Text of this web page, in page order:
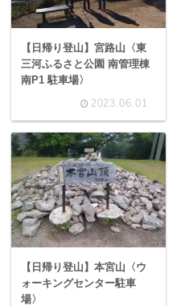
【日帰り登山】宮路山〈東
三河ふるさと公園 南管理棟
南P1 駐車場〉
2023.06.01
【日帰り登山】本宮山〈ウ
ォーキングセンター駐車
場〉